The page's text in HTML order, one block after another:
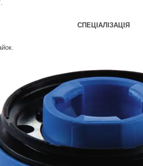
СПЕЦІАЛІЗАЦІЯ